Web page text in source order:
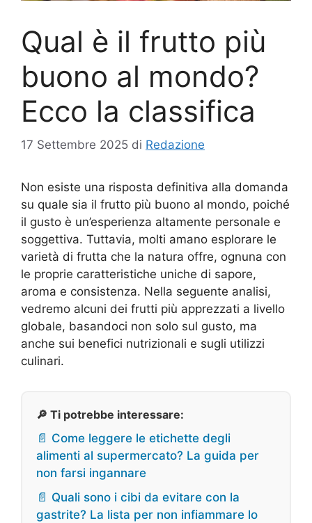
Qual è il frutto più
buono al mondo?
Ecco la classifica
17 Settembre 2025 di Redazione
Non esiste una risposta definitiva alla domanda
su quale sia il frutto più buono al mondo, poiché
il gusto è un’esperienza altamente personale e
soggettiva. Tuttavia, molti amano esplorare le
varietà di frutta che la natura offre, ognuna con
le proprie caratteristiche uniche di sapore,
aroma e consistenza. Nella seguente analisi,
vedremo alcuni dei frutti più apprezzati a livello
globale, basandoci non solo sul gusto, ma
anche sui benefici nutrizionali e sugli utilizzi
culinari.
🔎 Ti potrebbe interessare:
📄 Come leggere le etichette degli
alimenti al supermercato? La guida per
non farsi ingannare
📄 Quali sono i cibi da evitare con la
gastrite? La lista per non infiammare lo